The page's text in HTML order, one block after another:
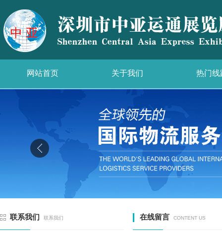
网站首页 关于我们 热门线
联系我们 联系我们 在线留言 CONTENT US